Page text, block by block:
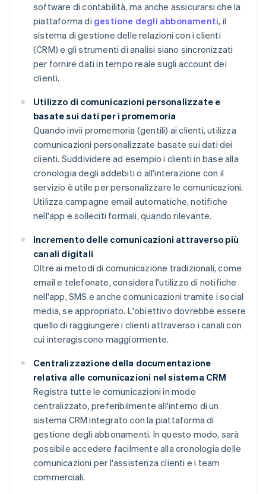
software di contabilità, ma anche assicurarsi che la
piattaforma di gestione degli abbonamenti, il
sistema di gestione delle relazioni con i clienti
(CRM) e gli strumenti di analisi siano sincronizzati
per fornire dati in tempo reale sugli account dei
clienti.
Utilizzo di comunicazioni personalizzate e
basate sui dati per i promemoria
Quando invii promemoria (gentili) ai clienti, utilizza
comunicazioni personalizzate basate sui dati dei
clienti. Suddividere ad esempio i clienti in base alla
cronologia degli addebiti o all'interazione con il
servizio è utile per personalizzare le comunicazioni.
Utilizza campagne email automatiche, notifiche
nell'app e solleciti formali, quando rilevante.
Incremento delle comunicazioni attraverso più
canali digitali
Oltre ai metodi di comunicazione tradizionali, come
email e telefonate, considera l'utilizzo di notifiche
nell'app, SMS e anche comunicazioni tramite i social
media, se appropriato. L'obiettivo dovrebbe essere
quello di raggiungere i clienti attraverso i canali con
cui interagiscono maggiormente.
Centralizzazione della documentazione
relativa alle comunicazioni nel sistema CRM
Registra tutte le comunicazioni in modo
centralizzato, preferibilmente all'interno di un
sistema CRM integrato con la piattaforma di
gestione degli abbonamenti. In questo modo, sarà
possibile accedere facilmente alla cronologia delle
comunicazioni per l'assistenza clienti e i team
commerciali.